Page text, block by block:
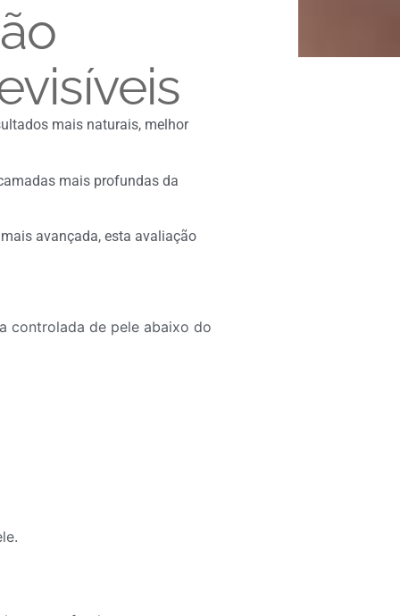
mais naturais, melhor
mais profundas da
avançada, esta avaliação
controlada de pele abaixo do